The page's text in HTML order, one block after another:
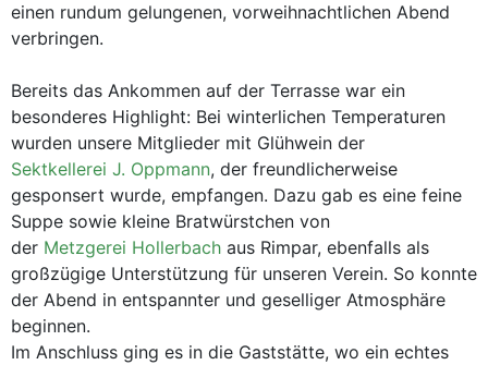
einen rundum gelungenen, vorweihnachtlichen Abend
verbringen.
Bereits das Ankommen auf der Terrasse war ein
besonderes Highlight: Bei winterlichen Temperaturen
wurden unsere Mitglieder mit Glühwein der
Sektkellerei J. Oppmann, der freundlicherweise
gesponsert wurde, empfangen. Dazu gab es eine feine
Suppe sowie kleine Bratwürstchen von
der Metzgerei Hollerbach aus Rimpar, ebenfalls als
großzügige Unterstützung für unseren Verein. So konnte
der Abend in entspannter und geselliger Atmosphäre
beginnen.
Im Anschluss ging es in die Gaststätte, wo ein echtes